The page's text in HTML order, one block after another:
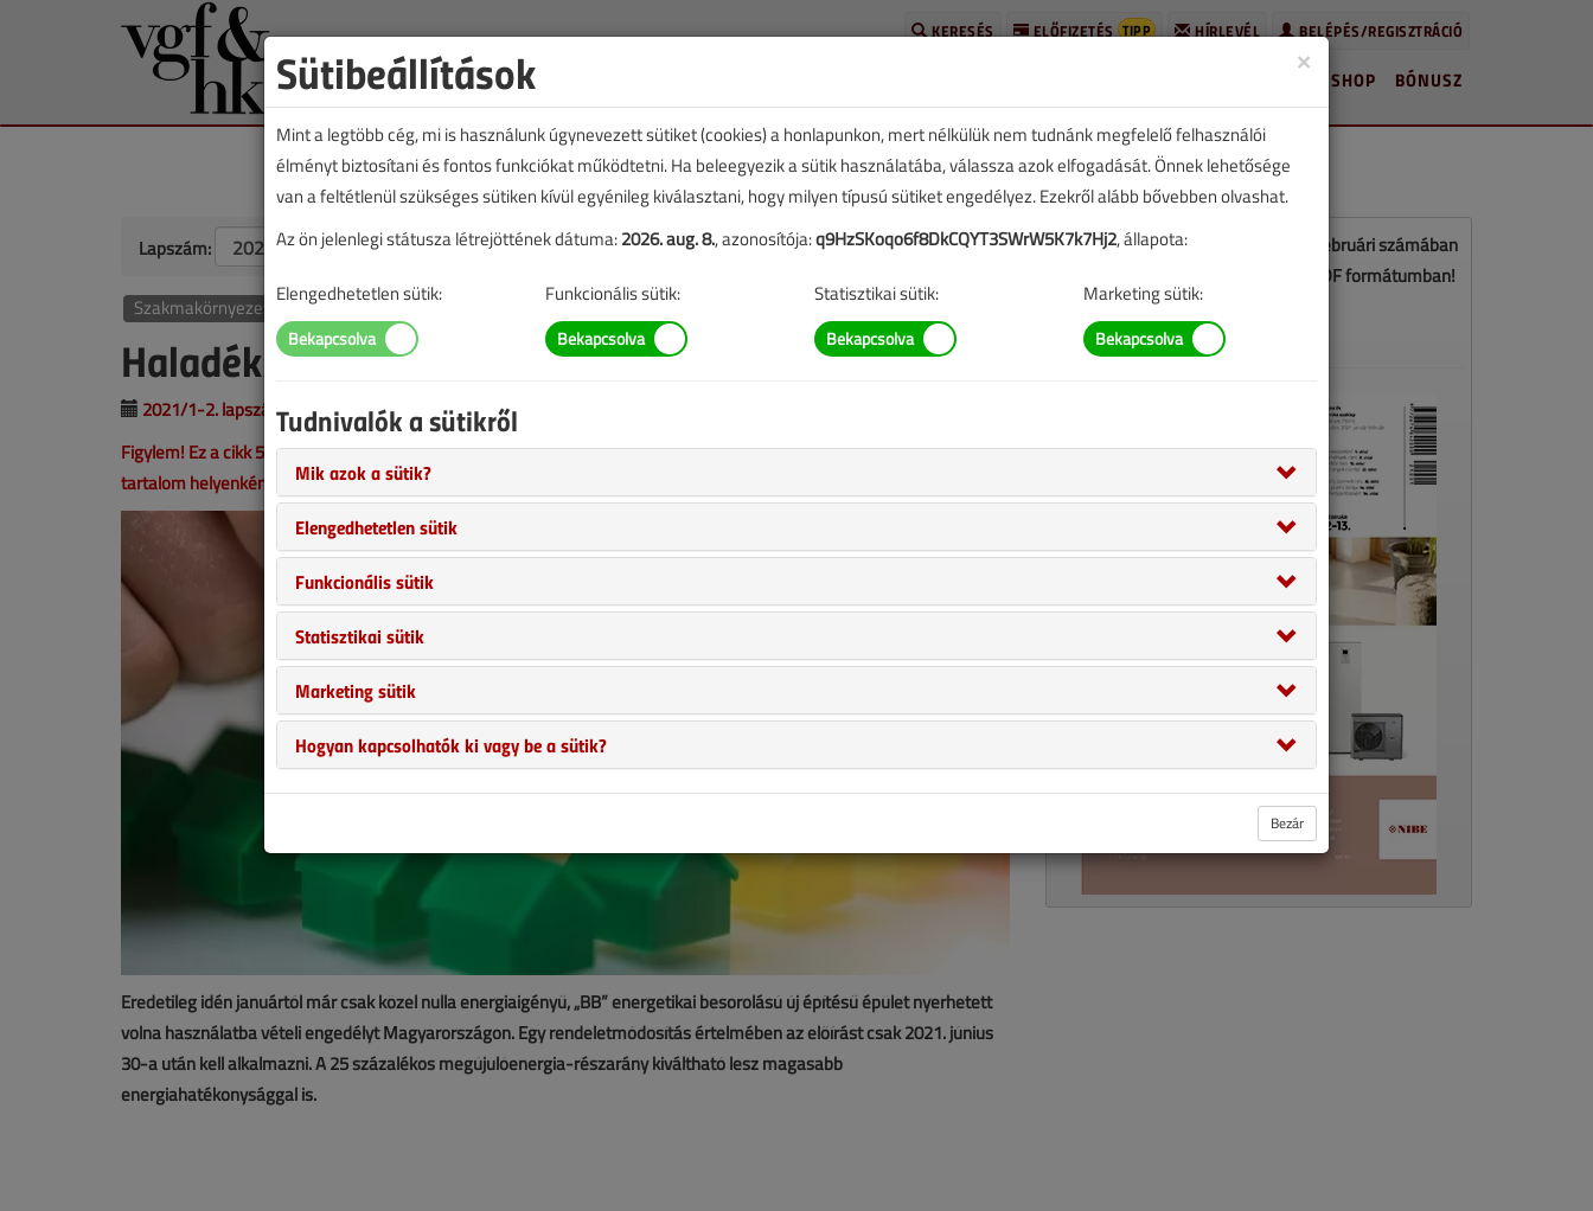
BELÉPÉS/REGISZTRÁCIÓ
HÍRLEVÉL
ELŐFIZETÉS TIPP
KERESÉS
BÓNUSZ
SHOP
Lapszám: TARTALOM
Szakmakörnyezet
Haladék az építkezőknek
2021/1-2. lapszám| Erdősi Csaba |
8271 |
Figylem! Ez a cikk 5 éve frissült utoljára. A benne szereplő információk mára aktualitásukat veszíthették, valamint a
tartalom helyenként hiányos lehet (képek, táblázatok stb.).
Eredetileg idén januártól már csak közel nulla energiaigényű, „BB” energetikai besorolású új építésű épület nyerhetett
volna használatba vételi engedélyt Magyarországon. Egy rendeletmódosítás értelmében az előírást csak 2021. június
30-a után kell alkalmazni. A 25 százalékos megújulóenergia-részarány kiváltható lesz magasabb
energiahatékonysággal is.
Ez a cikk a VGF&HKL 2021. január-februári számában
jelent meg. Töltse le a lapszámot PDF formátumban!
×
Sütibeállítások
Mint a legtöbb cég, mi is használunk úgynevezett sütiket (cookies) a honlapunkon, mert nélkülük nem tudnánk megfelelő felhasználói
élményt biztosítani és fontos funkciókat működtetni. Ha beleegyezik a sütik használatába, válassza azok elfogadását. Önnek lehetősége
van a feltétlenül szükséges sütiken kívül egyénileg kiválasztani, hogy milyen típusú sütiket engedélyez. Ezekről alább bővebben olvashat.
Az ön jelenlegi státusza létrejöttének dátuma:2026. aug. 8., azonosítója:q9HzSKoqo6f8DkCQYT3SWrW5K7k7Hj2, állapota:
Elengedhetetlen sütik: Funkcionális sütik: Statisztikai sütik: Marketing sütik:
Tudnivalók a sütikről
Mik azok a sütik?
Elengedhetetlen sütik
Funkcionális sütik
Statisztikai sütik
Marketing sütik
Hogyan kapcsolhatók ki vagy be a sütik?
Bezár